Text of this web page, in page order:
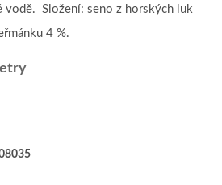
vodě.​ ​ Složení: seno z horských luk
4 %.